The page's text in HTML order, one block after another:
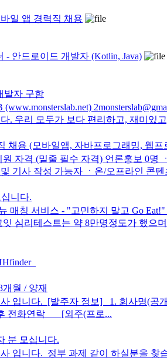
일 앱 경력직 채용
- 안드로이드 개발자 (Kotlin, Java)
발자 구함
(www.monsterslab.net)
. 우리 모두가 보다 편리하고, 재미있
채용 (모바일앱, 자바프로그래밍, 웹프
원 자격 (밑줄 필수 자격) 언론홍보 0
기사 작성 가능자 ㆍ온/오프라인 콘텐
니다.
매칭 서비스 - "고민하지 말고 Go
심리테스트는 약 8만명정도가 했으
월 / 양재
입니다. [발주자 정보] 1. 회사명(공
전화연락 [외주(프로...
분 모십니다.
입니다. ​ 정부 과제 같이 하실분을